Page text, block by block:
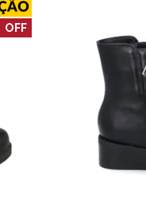
OFF